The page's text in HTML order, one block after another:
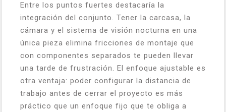
Entre los puntos fuertes destacaría la
integración del conjunto. Tener la carcasa, la
cámara y el sistema de visión nocturna en una
única pieza elimina fricciones de montaje que
con componentes separados te pueden llevar
una tarde de frustración. El enfoque ajustable es
otra ventaja: poder configurar la distancia de
trabajo antes de cerrar el proyecto es más
práctico que un enfoque fijo que te obliga a